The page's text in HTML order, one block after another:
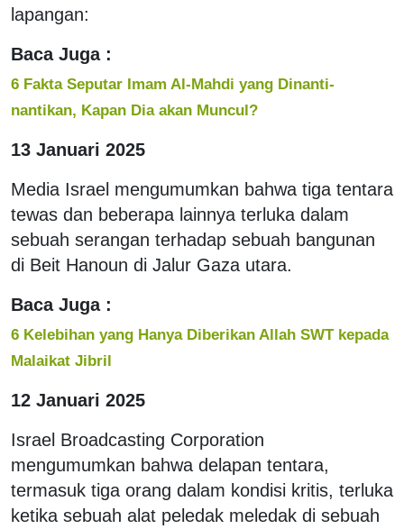
lapangan:
Baca Juga :
6 Fakta Seputar Imam Al-Mahdi yang Dinanti-
nantikan, Kapan Dia akan Muncul?
13 Januari 2025
Media Israel mengumumkan bahwa tiga tentara
tewas dan beberapa lainnya terluka dalam
sebuah serangan terhadap sebuah bangunan
di Beit Hanoun di Jalur Gaza utara.
Baca Juga :
6 Kelebihan yang Hanya Diberikan Allah SWT kepada
Malaikat Jibril
12 Januari 2025
Israel Broadcasting Corporation
mengumumkan bahwa delapan tentara,
termasuk tiga orang dalam kondisi kritis, terluka
ketika sebuah alat peledak meledak di sebuah